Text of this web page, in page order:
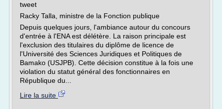
tweet
Racky Talla, ministre de la Fonction publique
Depuis quelques jours, l'ambiance autour du concours
d'entrée à l'ENA est délétère. La raison principale est
l'exclusion des titulaires du diplôme de licence de
l'Université des Sciences Juridiques et Politiques de
Bamako (USJPB). Cette décision constitue à la fois une
violation du statut général des fonctionnaires en
République du...
Lire la suite